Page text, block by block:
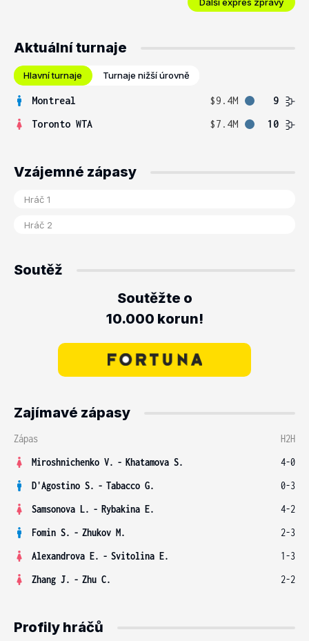
Aktuální turnaje
Hlavní turnaje Turnaje nižší úrovně
Montreal $9.4M
9
Toronto WTA
$7.4M 10
Vzájemné zápasy
Soutěž
Soutěžte o
10.000 korun!
Zajímavé zápasy
Zápas
H2H
Miroshnichenko V. - Khatamova S.
4-0
D'Agostino S. - Tabacco G.
0-3
Samsonova L. - Rybakina E.
4-2
Fomin S. - Zhukov M.
2-3
Alexandrova E. - Svitolina E.
1-3
Zhang J. - Zhu C. 2-2
Profily hráčů